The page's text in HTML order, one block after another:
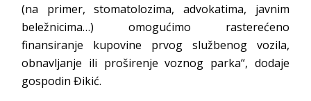
(na primer, stomatolozima, advokatima, javnim
beležnicima…) omogućimo rasterećeno
finansiranje kupovine prvog službenog vozila,
obnavljanje ili proširenje voznog parka“, dodaje
gospodin Đikić.